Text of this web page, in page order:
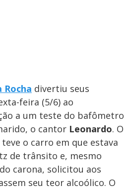
Rocha divertiu seus
feira (5/6) ao
a um teste do bafômetro
o cantor Leonardo. O
o carro em que estava
de trânsito e, mesmo
carona, solicitou aos
seu teor alcoólico. O